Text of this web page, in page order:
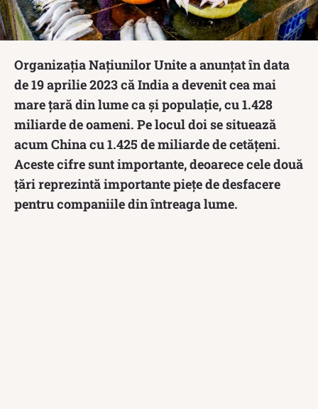
Organizația Națiunilor Unite a anunțat în data
de 19 aprilie 2023 că India a devenit cea mai
mare țară din lume ca și populație, cu 1.428
miliarde de oameni. Pe locul doi se situează
acum China cu 1.425 de miliarde de cetățeni.
Aceste cifre sunt importante, deoarece cele două
țări reprezintă importante piețe de desfacere
pentru companiile din întreaga lume.